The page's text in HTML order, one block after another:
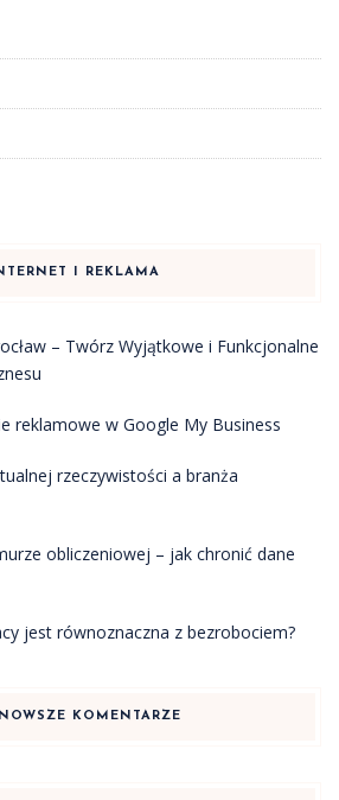
I REKLAMA
– Twórz Wyjątkowe i Funkcjonalne
reklamowe w Google My Business
rzeczywistości a branża
obliczeniowej – jak chronić dane
jest równoznaczna z bezrobociem?
KOMENTARZE